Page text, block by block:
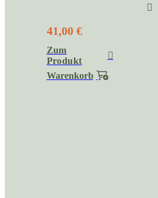
41,00 €
Zum
Produkt
Warenkorb